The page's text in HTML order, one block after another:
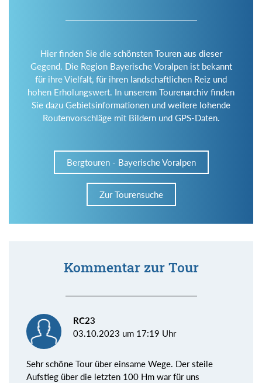
Hier finden Sie die schönsten Touren aus dieser
Gegend. Die Region Bayerische Voralpen ist bekannt
für ihre Vielfalt, für ihren landschaftlichen Reiz und
hohen Erholungswert. In unserem Tourenarchiv finden
Sie dazu Gebietsinformationen und weitere lohende
Routenvorschläge mit Bildern und GPS-Daten.
Bergtouren - Bayerische Voralpen
Zur Tourensuche
Kommentar zur Tour
RC23
03.10.2023 um 17:19 Uhr
Sehr schöne Tour über einsame Wege. Der steile
Aufstieg über die letzten 100 Hm war für uns